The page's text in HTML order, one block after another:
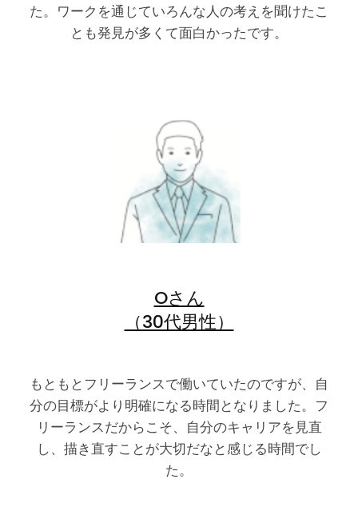
た。ワークを通じていろんな人の考えを聞けたこ
とも発見が多くて面白かったです。
Oさん
（30代男性）
もともとフリーランスで働いていたのですが、自
分の目標がより明確になる時間となりました。フ
リーランスだからこそ、自分のキャリアを見直
し、描き直すことが大切だなと感じる時間でし
た。